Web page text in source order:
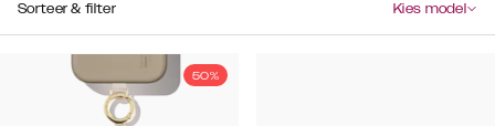
Sorteer & filter Kies model
50%